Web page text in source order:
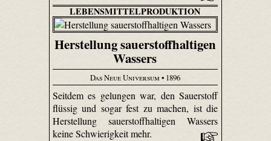
LEBENSMITTELPRODUKTION
Herstellung sauerstoffhaltigen
Wassers
Das Neue Universum • 1896
Seitdem es gelungen war, den Sauerstoff
flüssig und sogar fest zu machen, ist die
Herstellung sauerstoffhaltigen Wassers
keine Schwierigkeit mehr.